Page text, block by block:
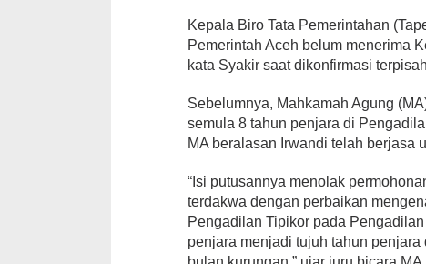
Kepala Biro Tata Pemerintahan
Pemerintah Aceh belum menerima
kata Syakir saat dikonfirmasi
Sebelumnya, Mahkamah Agung
semula 8 tahun penjara di
MA beralasan Irwandi telah berjasa
“Isi putusannya menolak
terdakwa dengan perbaikan
Pengadilan Tipikor pada
penjara menjadi tujuh tahun